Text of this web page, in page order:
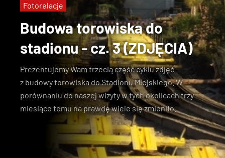
Budowa torowiska do
stadionu - cz. 3 (ZDJĘCIA)
Prezentujemy Wam trzecią część cyklu zdjęć
z budowy torowiska do Stadionu Miejskiego. W
porównaniu do naszej wizyty w tych okolicach trzy
miesiące temu na prawdę wiele się zmieniło.
Fotorelacje